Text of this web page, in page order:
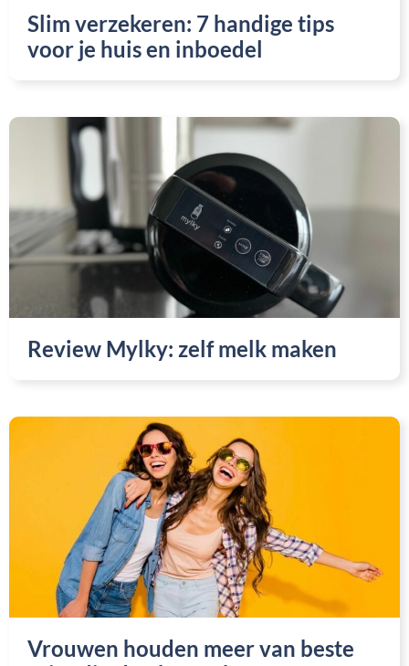
Slim verzekeren: 7 handige tips
voor je huis en inboedel
Review Mylky: zelf melk maken
Vrouwen houden meer van beste